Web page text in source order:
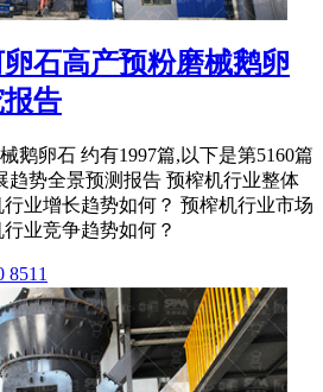
石高产预粉磨械鹅卵
告
鹅卵石 约有1997篇,以下是第5160篇
趋势全景预测报告 预榨机行业整体
业增长趋势如何？ 预榨机行业市场
业竞争趋势如何？
8511